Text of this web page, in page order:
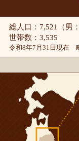
総人口：7,521（男
世帯数：3,535
令和8年7月31日現在